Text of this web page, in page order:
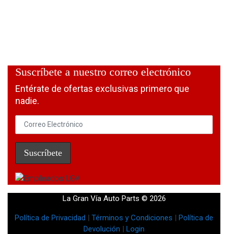
Suscríbete a nuestro correo electrónico
Entérate de ofertas exclusivas primero que
nadie.
La Gran Vía Auto Parts © 2026
Política de Privacidad | Términos y Condiciones | Política de
Devolución | Login